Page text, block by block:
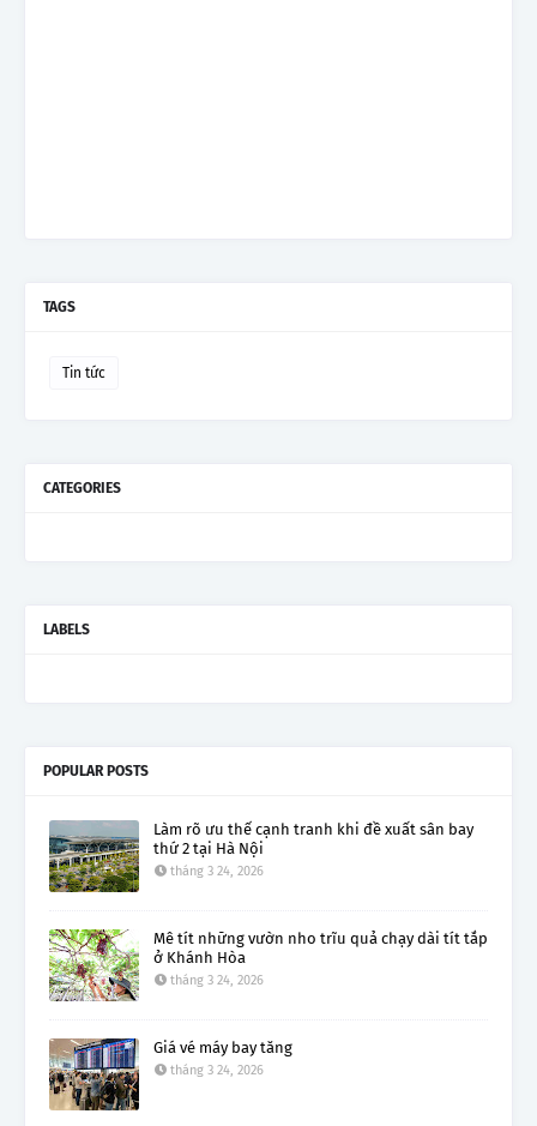
TAGS
Tin tức
CATEGORIES
LABELS
POPULAR POSTS
Làm rõ ưu thế cạnh tranh khi đề xuất sân bay
thứ 2 tại Hà Nội
tháng 3 24, 2026
Mê tít những vườn nho trĩu quả chạy dài tít tắp
ở Khánh Hòa
tháng 3 24, 2026
Giá vé máy bay tăng
tháng 3 24, 2026